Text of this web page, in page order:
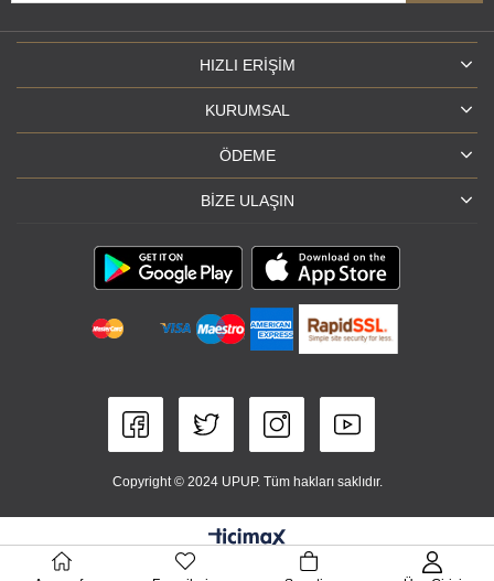
HIZLI ERIŞIM
KURUMSAL
ÖDEME
BIZE ULAŞIN
Copyright © 2024 UPUP. Tüm hakları saklıdır.